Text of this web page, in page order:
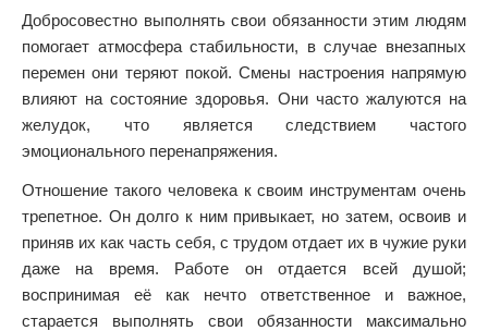
Добросовестно выполнять свои обязанности этим людям
помогает атмосфера стабильности, в случае внезапных
перемен они теряют покой. Смены настроения напрямую
влияют на состояние здоровья. Они часто жалуются на
желудок, что является следствием частого
эмоционального перенапряжения.
Отношение такого человека к своим инструментам очень
трепетное. Он долго к ним привыкает, но затем, освоив и
приняв их как часть себя, с трудом отдает их в чужие руки
даже на время. Работе он отдается всей душой;
воспринимая её как нечто ответственное и важное,
старается выполнять свои обязанности максимально